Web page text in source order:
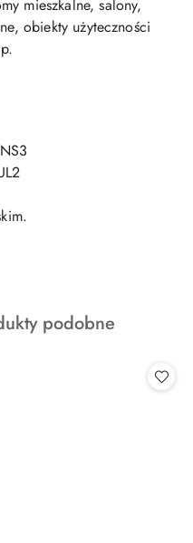
mieszkalne, salony,
obiekty użyteczności
podobne